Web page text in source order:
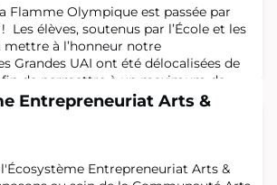
Flamme Olympique est passée par
Les élèves, soutenus par l’École et les
à l’honneur notre
Grandes UAI ont été délocalisées de
de permettre à un maximum de
Tout commença à KIN, sous le
se retrouvèrent les PG de tous les
Zagals très récents voi
Entrepreneuriat Arts &
Entrepreneuriat Arts &